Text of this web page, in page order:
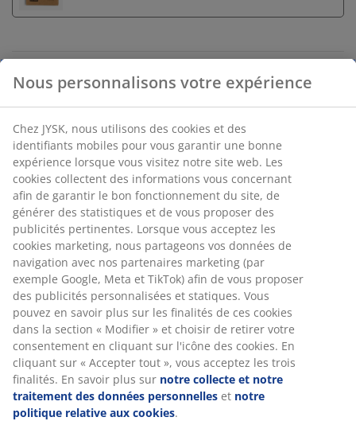
Retour illimité
Aucune limite de temps - retournez dans n'importe
quel magasin JYSK
Garantie de prix
30 jours de garantie de prix sur tous les articles
Options de livraison flexibles
Livraison rapide et facile
Lampe de jardin à piles en acier avec un cadre en fil
d'acier ouvert qui donne un look industriel mais
élégant. À l'intérieur de la lampe, une ampoule LED
décorative émet une lueur chaleureuse, et elle dispose
d'une fonction minuterie avec des intervalles de 6/18
heures. La lampe a une poignée en acier assortie, ce
qui la rend facile à transporter et à déplacer.
Disponible en plusieurs couleurs. Nécessite 2 piles AA
(non incluses). Ø18 x H28 cm
Nous personnalisons votre expérience
Chez JYSK, nous utilisons des cookies et des
identifiants mobiles pour vous garantir une bonne
expérience lorsque vous visitez notre site web. Les
cookies collectent des informations vous concernant
afin de garantir le bon fonctionnement du site, de
générer des statistiques et de vous proposer des
publicités pertinentes. Lorsque vous acceptez les
cookies marketing, nous partageons vos données de
navigation avec nos partenaires marketing (par
exemple Google, Meta et TikTok) afin de vous proposer
des publicités personnalisées et statiques. Vous
pouvez en savoir plus sur les finalités de ces cookies
dans la section « Modifier » et choisir de retirer votre
consentement en cliquant sur l'icône des cookies. En
cliquant sur « Accepter tout », vous acceptez les trois
finalités. En savoir plus sur notre collecte et notre
traitement des données personnelles et notre
politique relative aux cookies.